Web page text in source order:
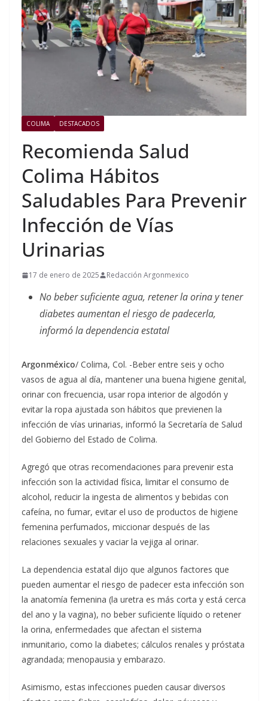
COLIMA DESTACADOS
Recomienda Salud
Colima Hábitos
Saludables Para Prevenir
Infección de Vías
Urinarias
17 de enero de 2025 Redacción Argonmexico
No beber suficiente agua, retener la orina y tener
diabetes aumentan el riesgo de padecerla,
informó la dependencia estatal
Argonméxico/ Colima, Col. -Beber entre seis y ocho
vasos de agua al día, mantener una buena higiene genital,
orinar con frecuencia, usar ropa interior de algodón y
evitar la ropa ajustada son hábitos que previenen la
infección de vías urinarias, informó la Secretaría de Salud
del Gobierno del Estado de Colima.
Agregó que otras recomendaciones para prevenir esta
infección son la actividad física, limitar el consumo de
alcohol, reducir la ingesta de alimentos y bebidas con
cafeína, no fumar, evitar el uso de productos de higiene
femenina perfumados, miccionar después de las
relaciones sexuales y vaciar la vejiga al orinar.
La dependencia estatal dijo que algunos factores que
pueden aumentar el riesgo de padecer esta infección son
la anatomía femenina (la uretra es más corta y está cerca
del ano y la vagina), no beber suficiente líquido o retener
la orina, enfermedades que afectan el sistema
inmunitario, como la diabetes; cálculos renales y próstata
agrandada; menopausia y embarazo.
Asimismo, estas infecciones pueden causar diversos